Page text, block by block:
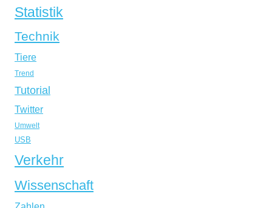
Statistik
Technik
Tiere
Trend
Tutorial
Twitter
Umwelt
USB
Verkehr
Wissenschaft